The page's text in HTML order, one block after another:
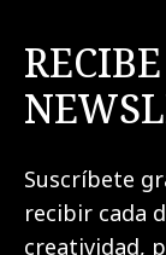
Suscríbete
recibir cada
creatividad,